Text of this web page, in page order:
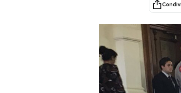
Altrecose
Mondiali calcio